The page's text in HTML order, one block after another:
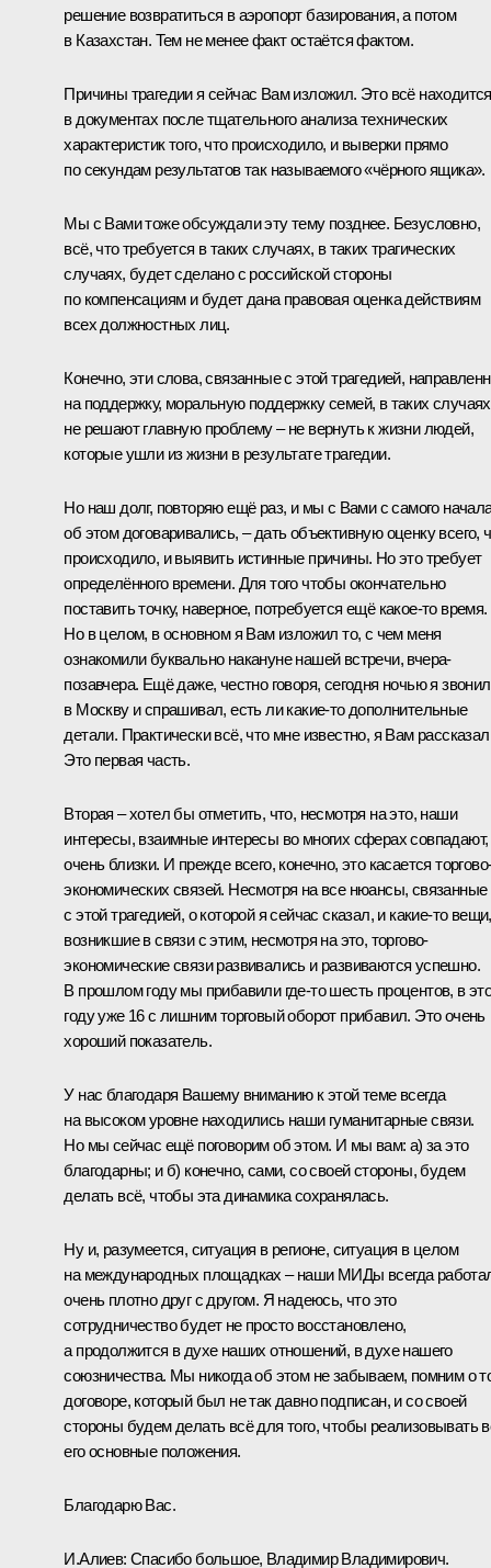
решение возвратиться в аэропорт базирования, а потом
в Казахстан. Тем не менее факт остаётся фактом.
Причины трагедии я сейчас Вам изложил. Это всё находится
в документах после тщательного анализа технических
характеристик того, что происходило, и выверки прямо
по секундам результатов так называемого «чёрного ящика».
Мы с Вами тоже обсуждали эту тему позднее. Безусловно,
всё, что требуется в таких случаях, в таких трагических
случаях, будет сделано с российской стороны
по компенсациям и будет дана правовая оценка действиям
всех должностных лиц.
Конечно, эти слова, связанные с этой трагедией,
на поддержку, моральную поддержку семей, в таких случаях
не решают главную проблему – не вернуть к жизни людей,
которые ушли из жизни в результате трагедии.
Но наш долг, повторяю ещё раз, и мы с Вами с самого
об этом договаривались, – дать объективную оценку всего,
происходило, и выявить истинные причины. Но это требует
определённого времени. Для того чтобы окончательно
поставить точку, наверное, потребуется ещё какое-то время.
Но в целом, в основном я Вам изложил то, с чем меня
ознакомили буквально накануне нашей встречи, вчера-
позавчера. Ещё даже, честно говоря, сегодня ночью я звонил
в Москву и спрашивал, есть ли какие-то дополнительные
детали. Практически всё, что мне известно, я Вам
Это первая часть.
Вторая – хотел бы отметить, что, несмотря на это, наши
интересы, взаимные интересы во многих сферах совпадают,
очень близки. И прежде всего, конечно, это касается
экономических связей. Несмотря на все нюансы, связанные
с этой трагедией, о которой я сейчас сказал, и какие-то вещи,
возникшие в связи с этим, несмотря на это, торгово-
экономические связи развивались и развиваются успешно.
В прошлом году мы прибавили где-то шесть процентов, в
году уже 16 с лишним торговый оборот прибавил. Это очень
хороший показатель.
У нас благодаря Вашему вниманию к этой теме всегда
на высоком уровне находились наши гуманитарные связи.
Но мы сейчас ещё поговорим об этом. И мы вам: а) за это
благодарны; и б) конечно, сами, со своей стороны, будем
делать всё, чтобы эта динамика сохранялась.
Ну и, разумеется, ситуация в регионе, ситуация в целом
на международных площадках – наши МИДы всегда
очень плотно друг с другом. Я надеюсь, что это
сотрудничество будет не просто восстановлено,
а продолжится в духе наших отношений, в духе нашего
союзничества. Мы никогда об этом не забываем, помним о
договоре, который был не так давно подписан, и со своей
стороны будем делать всё для того, чтобы реализовывать
его основные положения.
Благодарю Вас.
И.Алиев:Спасибо большое, Владимир Владимирович.